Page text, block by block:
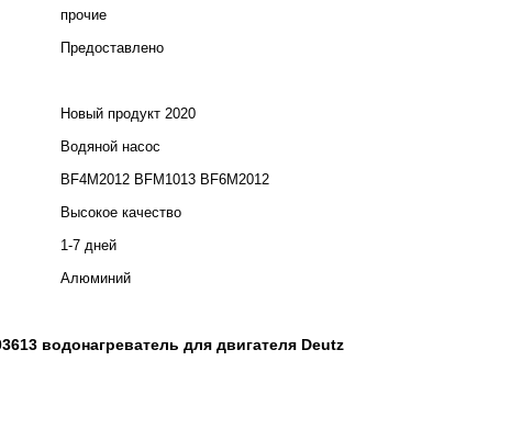
прочие
Предоставлено
Новый продукт 2020
Водяной насос
BF4M2012 BFM1013 BF6M2012
Высокое качество
1-7 дней
Алюминий
водонагреватель для двигателя Deutz